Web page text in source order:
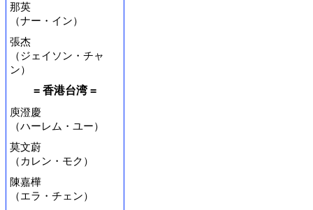
那英
（ナー・イン）
張杰
（ジェイソン・チャ
ン）
= 香港台湾 =
庾澄慶
（ハーレム・ユー）
莫文蔚
（カレン・モク）
陳嘉樺
（エラ・チェン）